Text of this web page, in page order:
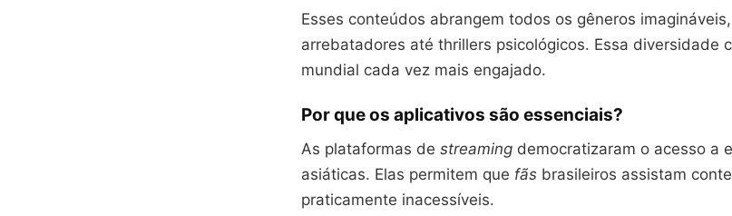
Esses conteúdos abrangem todos os gêneros
arrebatadores até thrillers psicológicos. Essa diversidade
mundial cada vez mais engajado.
Por que os aplicativos são essenciais?
As plataformas de streaming democratizaram o acesso a
asiáticas. Elas permitem que fãs brasileiros assistam
praticamente inacessíveis.